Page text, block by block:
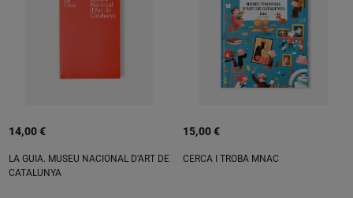
14,00 €
LA GUIA. MUSEU NACIONAL D'ART DE
CATALUNYA
15,00 €
CERCA I TROBA MNAC